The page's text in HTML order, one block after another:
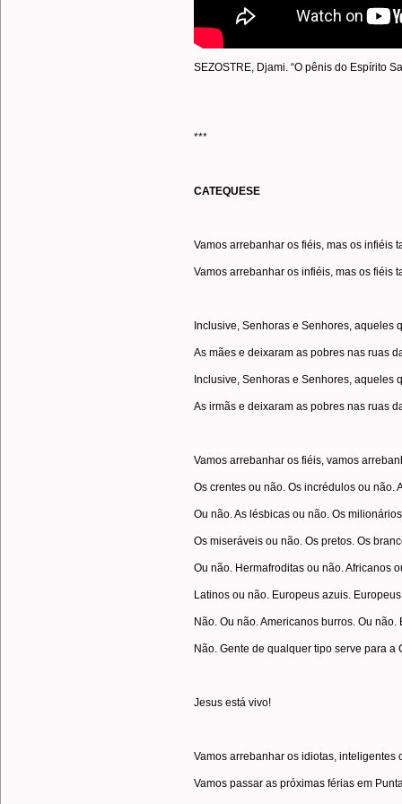
SEZOSTRE, Djami. “O pênis do Espírito
***
CATEQUESE
Vamos arrebanhar os fiéis, mas os infiéis
Vamos arrebanhar os infiéis, mas os fiéis
Inclusive, Senhoras e Senhores, aqueles
As mães e deixaram as pobres nas ruas
Inclusive, Senhoras e Senhores, aqueles
As irmãs e deixaram as pobres nas ruas
Vamos arrebanhar os fiéis, vamos
Os crentes ou não. Os incrédulos ou não.
Ou não. As lésbicas ou não. Os
Os miseráveis ou não. Os pretos. Os
Ou não. Hermafroditas ou não. Africanos
Latinos ou não. Europeus azuis.
Não. Ou não. Americanos burros. Ou não.
Não. Gente de qualquer tipo serve para a
Jesus está vivo!
Vamos arrebanhar os idiotas, inteligentes
Vamos passar as próximas férias em